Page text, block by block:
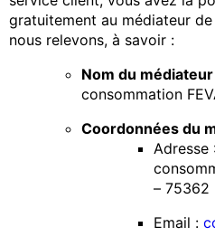
gratuitement au médiateur
nous relevons, à savoir :
Nom du médiateur
consommation
Coordonnées du
Adresse
– 75362
Email :